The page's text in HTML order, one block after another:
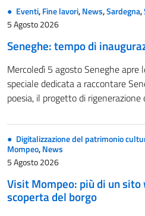
Eventi,Fine lavori,News,Sardegna,
5 Agosto 2026
Seneghe: tempo di
Mercoledì 5 agosto Seneghe apre
speciale dedicata a raccontare
poesia, il progetto di
Digitalizzazione del patrimonio
Mompeo,News
5 Agosto 2026
Visit Mompeo: più di un
scoperta del borgo